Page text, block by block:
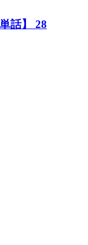
話】 28